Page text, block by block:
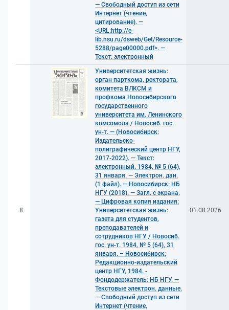
— Свободный доступ из сети
Интернет (чтение,
цитирование). —
<URL:http://e-
lib.nsu.ru/dsweb/Get/Resource-
5288/page00000.pdf>. —
Текст: электронный
8
Университетская жизнь:
орган парткома, ректората,
комитета ВЛКСМ и
профкома Новосибирского
государственного
университета им. Ленинского
комсомола / Новосиб. гос.
ун-т. — (Новосибирск:
Издательско-
полиграфический центр НГУ,
2017-2022). — Текст:
электронный. 1984, № 5 (64),
31 января. — Электрон. дан.
(1 файл). — Новосибирск: НБ
НГУ (2018). — Загл. с экрана.
— Цифровая копия издания:
Университетская жизнь:
газета для студентов,
преподавателей и
сотрудников НГУ / Новосиб.
гос. ун-т. 1984, № 5 (64), 31
января. – Новосибирск:
Редакционно-издательский
центр НГУ, 1984. -
Фондодержатель: НБ НГУ. —
Текстовые электрон. данные.
— Свободный доступ из сети
Интернет (чтение,
01.08.2026